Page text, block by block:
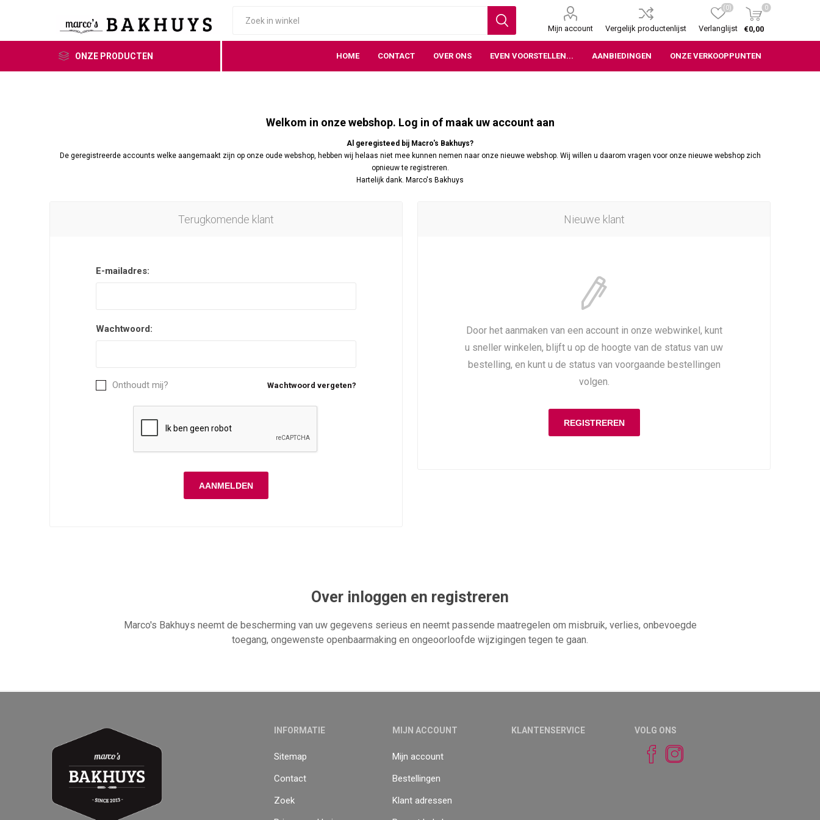
Mijn account Vergelijk productenlijst Verlanglijst
(0) 0
€0,00
ONZE PRODUCTEN HOME CONTACT OVER ONS EVEN VOORSTELLEN... AANBIEDINGEN ONZE VERKOOPPUNTEN
Welkom in onze webshop. Log in of maak uw account aan
Al geregisteed bij Macro's Bakhuys?
De geregistreerde accounts welke aangemaakt zijn op onze oude webshop, hebben wij helaas niet mee kunnen nemen naar onze nieuwe webshop. Wij willen u daarom vragen voor onze nieuwe webshop zich
opnieuw te registreren.
Hartelijk dank. Marco's Bakhuys
Nieuwe klant
Door het aanmaken van een account in onze webwinkel, kunt
u sneller winkelen, blijft u op de hoogte van de status van uw
bestelling, en kunt u de status van voorgaande bestellingen
volgen.
Terugkomende klant
E-mailadres:
Wachtwoord:
Wachtwoord vergeten?
Onthoudt mij?
Over inloggen en registreren
Marco's Bakhuys neemt de bescherming van uw gegevens serieus en neemt passende maatregelen om misbruik, verlies, onbevoegde
toegang, ongewenste openbaarmaking en ongeoorloofde wijzigingen tegen te gaan.
INFORMATIE
Sitemap
Contact
Zoek
MIJN ACCOUNT
Mijn account
Bestellingen
Klant adressen
KLANTENSERVICE VOLG ONS